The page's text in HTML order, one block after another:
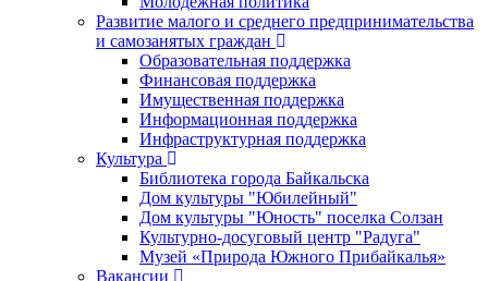
Развитие малого и среднего предпринимательства
и самозанятых граждан
Образовательная поддержка
Финансовая поддержка
Имущественная поддержка
Информационная поддержка
Инфраструктурная поддержка
Культура
Библиотека города Байкальска
Дом культуры "Юбилейный"
Дом культуры "Юность" поселка Солзан
Культурно-досуговый центр "Радуга"
Музей «Природа Южного Прибайкалья»
Вакансии